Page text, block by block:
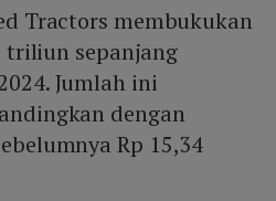
Tractors membukukan
triliun sepanjang
Jumlah ini
dengan
Rp 15,34